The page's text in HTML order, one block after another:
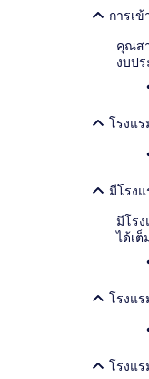
การเข้
คุณส
งบป
โรงแร
มีโรงแ
มีโร
ได้เ
โรงแ
โรงแร